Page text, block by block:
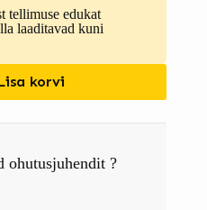
tellimuse edukat
laaditavad kuni
korvi
ohutusjuhendit ?